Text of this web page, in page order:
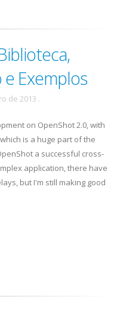
Exemplos
de 2013 .
on OpenShot 2.0, with
is a huge part of the
a successful cross-
application, there have
but I'm still making good